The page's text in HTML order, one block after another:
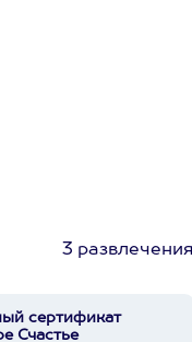
3
сертификат
Счастье